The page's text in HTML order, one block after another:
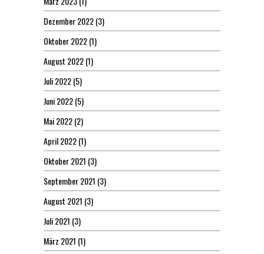
Dezember 2022(3)
Oktober 2022(1)
August 2022(1)
Juli 2022(5)
Juni 2022(5)
Mai 2022(2)
April 2022(1)
Oktober 2021 (3)
September 2021 (3)
August 2021 (3)
Juli 2021 (3)
März 2021 (1)